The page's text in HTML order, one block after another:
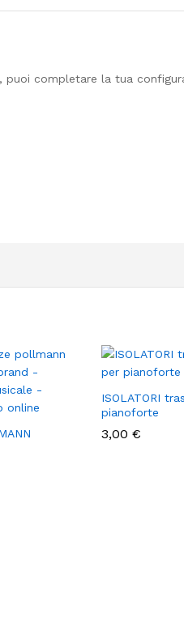
completare la tua
ISOLATORI
pianoforte
3,00 €